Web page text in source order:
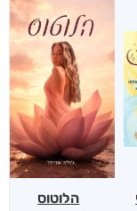
הלוטוס